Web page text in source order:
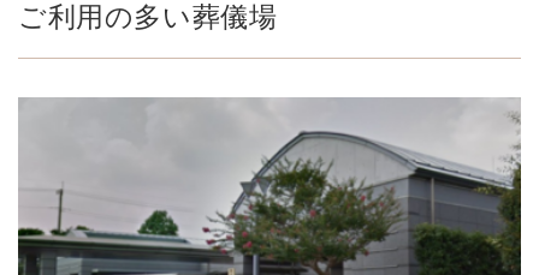
ご利用の多い葬儀場